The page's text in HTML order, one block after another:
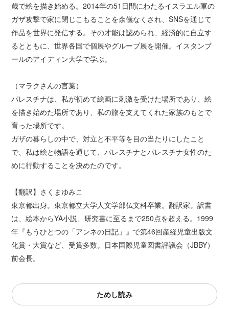
歳で絵を描き始める。2014年の51日間にわたるイスラエル軍の
ガザ攻撃で家に閉じこもることを余儀なくされ、SNSを通じて
作品を世界に発信する。その才能は認められ、経済的に自立す
るとともに、世界各国で個展やグループ展を開催。イスタンブ
ールのアイディン大学で学ぶ。
（マラクさんの言葉）
パレスチナは、私が初めて絵画に刺激を受けた場所であり、絵
を描き始めた場所であり、私の旅を支えてくれた家族のもとで
育った場所です。
ガザの暮らしの中で、対立と不平等を目の当たりにしたこと
で、私は絵と物語を通じて、パレスチナとパレスチナ女性のた
めに行動することを決めたのです。
【翻訳】さくまゆみこ
東京都出身。東京都立大学人文学部仏文科卒業。翻訳家。訳書
は、絵本からYA小説、研究書に至るまで250点を超える。1999
年『もうひとつの「アンネの日記」』で第46回産経児童出版文
化賞・大賞など、受賞多数。日本国際児童図書評議会（JBBY）
前会長。
ためし読み